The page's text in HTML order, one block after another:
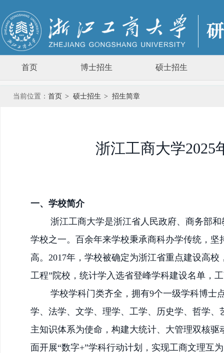
首页 博士招生 硕士招生
当前位置： 首页 > 硕士招生 > 招生简章
浙江工商大学2025
一、 学校简介
浙江工商大学是浙江省人民政府、商务部
学校之一。百余年来学校秉承商科办学传统， 坚
高。 2017年，学校被确定为浙江省重点建设高
工程”院校，统计学入选省登峰学科建设名单，
学校学科门类齐全， 拥有9个一级学科博士
学、法学、文学、理学、工学、历史学、哲学、
主知识体系为使命，构建大统计、大管理双核
面开展“数字+”学科行动计划，实现工商文理互